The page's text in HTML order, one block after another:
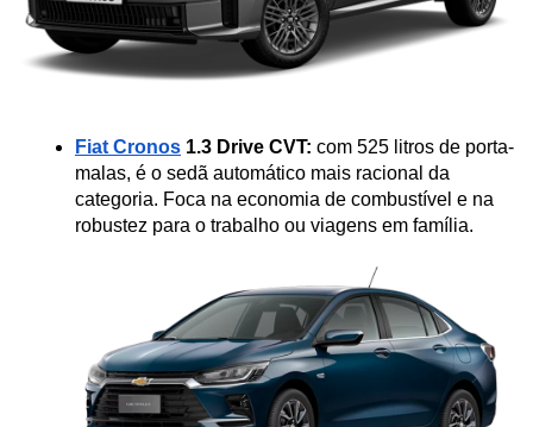
Fiat Cronos 1.3 Drive CVT: com 525 litros de porta-
malas, é o sedã automático mais racional da
categoria. Foca na economia de combustível e na
robustez para o trabalho ou viagens em família.